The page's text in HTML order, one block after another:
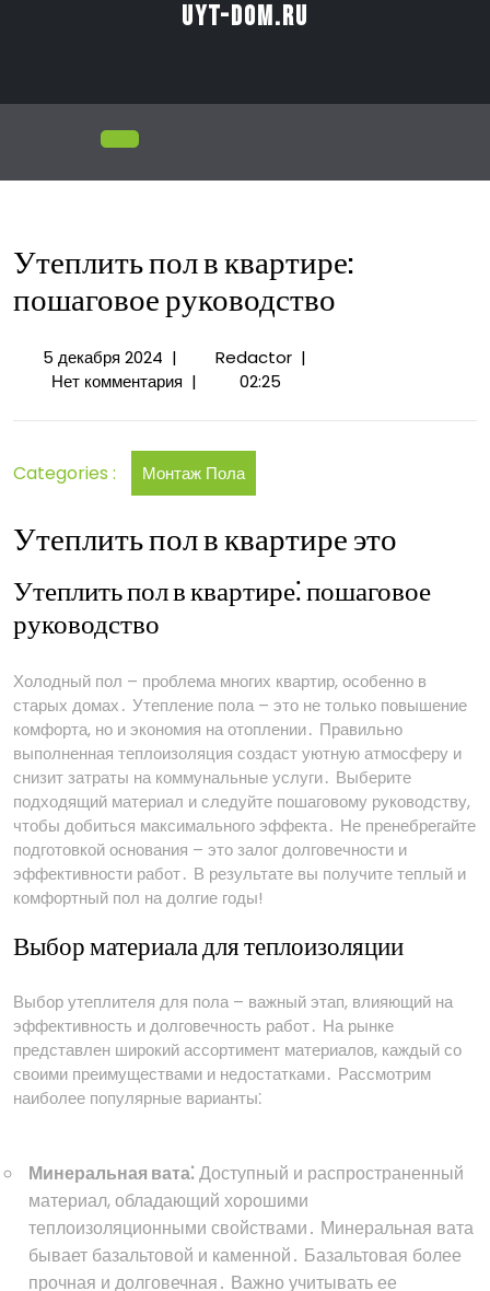
uyt-dom.ru
Утеплить пол в квартире:
пошаговое руководство
5 декабря 20245
декабря
| RedactorУтеплить
квартире:
|
Нет комментария | 02:25
Categories : Монтаж Пола
Утеплить пол в квартире это
Утеплить пол в квартире⁚ пошаговое
руководство
Холодный пол – проблема многих квартир, особенно в
старых домах․ Утепление пола – это не только повышение
комфорта, но и экономия на отоплении․ Правильно
выполненная теплоизоляция создаст уютную атмосферу и
снизит затраты на коммунальные услуги․ Выберите
подходящий материал и следуйте пошаговому руководству,
чтобы добиться максимального эффекта․ Не пренебрегайте
подготовкой основания – это залог долговечности и
эффективности работ․ В результате вы получите теплый и
комфортный пол на долгие годы!
Выбор материала для теплоизоляции
Выбор утеплителя для пола – важный этап, влияющий на
эффективность и долговечность работ․ На рынке
представлен широкий ассортимент материалов, каждый со
своими преимуществами и недостатками․ Рассмотрим
наиболее популярные варианты⁚
Минеральная вата⁚Доступный и распространенный
материал, обладающий хорошими
теплоизоляционными свойствами․ Минеральная вата
бывает базальтовой и каменной․ Базальтовая более
прочная и долговечная․ Важно учитывать ее